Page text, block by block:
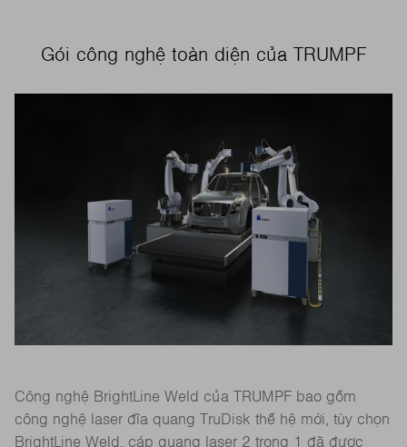
Gói công nghệ toàn diện của TRUMPF
Công nghệ BrightLine Weld của TRUMPF bao gồm
công nghệ laser đĩa quang TruDisk thế hệ mới, tùy chọn
BrightLine Weld, cáp quang laser 2 trong 1 đã được